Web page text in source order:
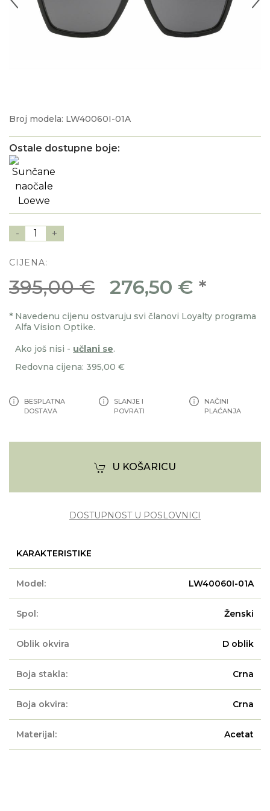
Broj modela: LW40060I-01A
Ostale dostupne boje:
- 1 +
CIJENA:
395,00 € 276,50 € *
* Navedenu cijenu ostvaruju svi članovi Loyalty programa
Alfa Vision Optike.
Ako još nisi - učlani se.
Redovna cijena: 395,00 €
BESPLATNA
DOSTAVA
SLANJE I
POVRATI
NAČINI
PLAĆANJA
U KOŠARICU
DOSTUPNOST U POSLOVNICI
KARAKTERISTIKE
Model: LW40060I-01A
Spol: Ženski
Oblik okvira D oblik
Boja stakla: Crna
Boja okvira: Crna
Materijal: Acetat